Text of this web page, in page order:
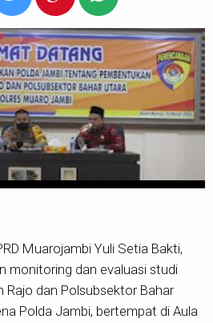
Muarojambi Yuli Setia Bakti,
monitoring dan evaluasi studi
Rajo dan Polsubsektor Bahar
Polda Jambi, bertempat di Aula